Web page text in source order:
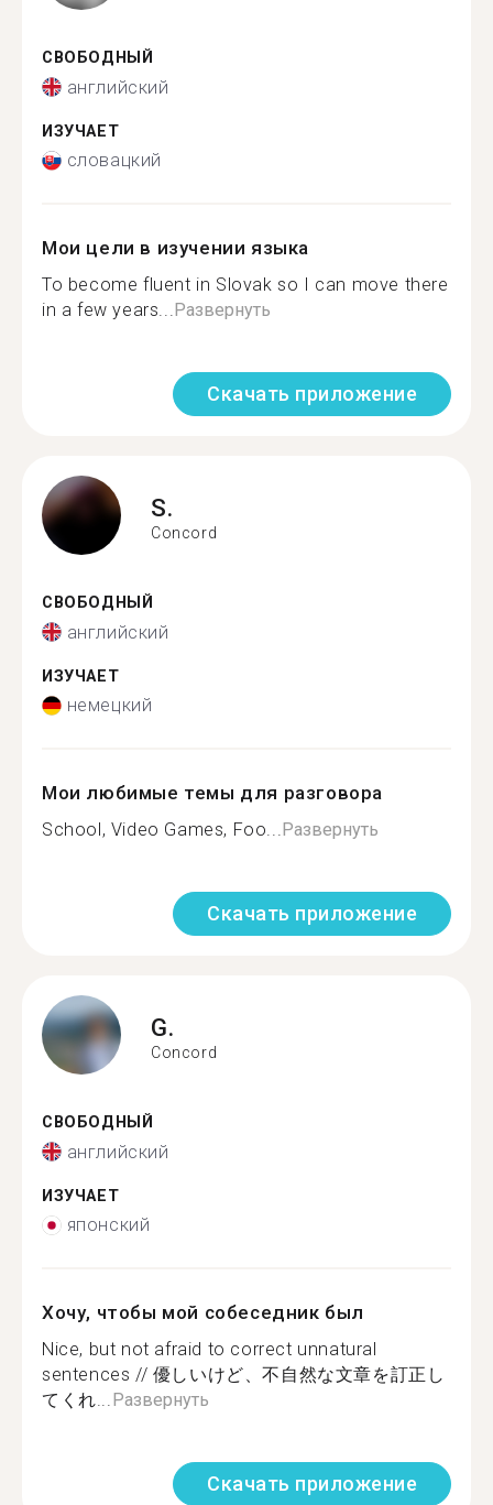
СВОБОДНЫЙ
английский
ИЗУЧАЕТ
словацкий
Мои цели в изучении языка
To become fluent in Slovak so I can move there
in a few years...Развернуть
Скачать приложение
S.
Concord
СВОБОДНЫЙ
английский
ИЗУЧАЕТ
немецкий
Мои любимые темы для разговора
School, Video Games, Foo...Развернуть
Скачать приложение
G.
Concord
СВОБОДНЫЙ
английский
ИЗУЧАЕТ
японский
Хочу, чтобы мой собеседник был
Nice, but not afraid to correct unnatural
sentences // 優しいけど、不自然な文章を訂正し
てくれ...Развернуть
Скачать приложение